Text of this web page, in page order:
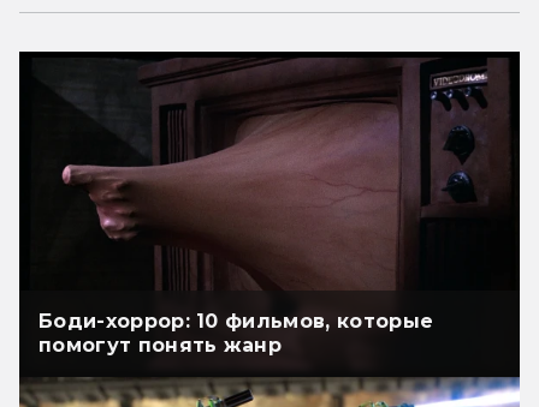
Боди-хоррор: 10 фильмов, которые
помогут понять жанр